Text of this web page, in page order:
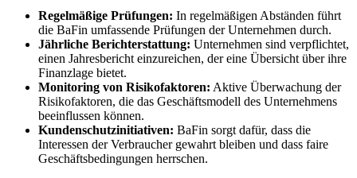
Regelmäßige Prüfungen: In regelmäßigen Abständen führt
die ⁤BaFin umfassende Prüfungen der Unternehmen durch.
Jährliche Berichterstattung: Unternehmen sind ​verpflichtet,
einen Jahresbericht einzureichen, ​der eine Übersicht‍ über ihre‍
Finanzlage bietet.
Monitoring von⁤ Risikofaktoren: Aktive Überwachung‌ der
Risikofaktoren, die das ⁢Geschäftsmodell des Unternehmens
beeinflussen können.
Kundenschutzinitiativen: BaFin sorgt dafür, dass die
Interessen ‍der Verbraucher gewahrt bleiben und dass⁢ faire
Geschäftsbedingungen herrschen.